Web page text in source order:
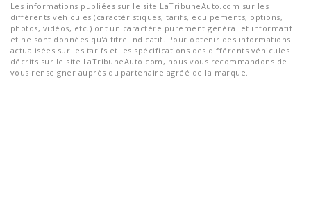
Les informations publiées sur le site LaTribuneAuto.com sur les
différents véhicules (caractéristiques, tarifs, équipements, options,
photos, vidéos, etc.) ont un caractère purement général et informatif
et ne sont données qu'à titre indicatif. Pour obtenir des informations
actualisées sur les tarifs et les spécifications des différents véhicules
décrits sur le site LaTribuneAuto.com, nous vous recommandons de
vous renseigner auprès du partenaire agréé de la marque.